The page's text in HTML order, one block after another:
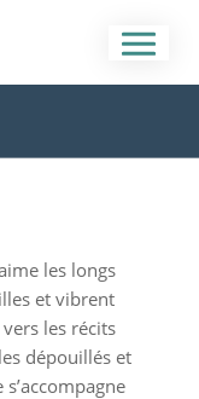
les longs
et vibrent
les récits
dépouillés et